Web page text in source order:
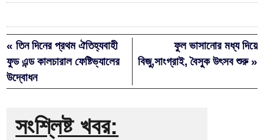
« তিন দিনের প্রথম ঐতিহ্যবাহী
ফুড এন্ড কালচারাল ফেষ্টিভ্যালের
উদ্বোধন
ফুল ভাসানোর মধ্য দিয়ে
বিজু,সাংগ্রাই, বৈসুক উৎসব শুরু »
সংশ্লিষ্ট খবর: